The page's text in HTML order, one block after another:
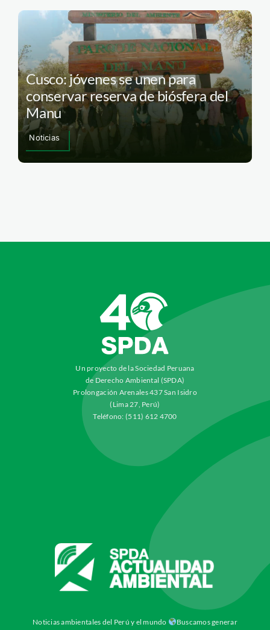
Cusco: jóvenes se unen para
conservar reserva de biósfera del
Manu
Noticias
Un proyecto de la Sociedad Peruana
de Derecho Ambiental (SPDA)
Prolongación Arenales 437 San Isidro
(Lima 27, Perú)
Teléfono: (511) 612 4700
Noticias ambientales del Perú y el mundo
Buscamos generar